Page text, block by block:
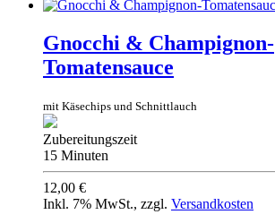
Gnocchi & Champignon-
Tomatensauce
mit Käsechips und Schnittlauch
Zubereitungszeit
15 Minuten
12,00 €
Inkl. 7% MwSt., zzgl. Versandkosten